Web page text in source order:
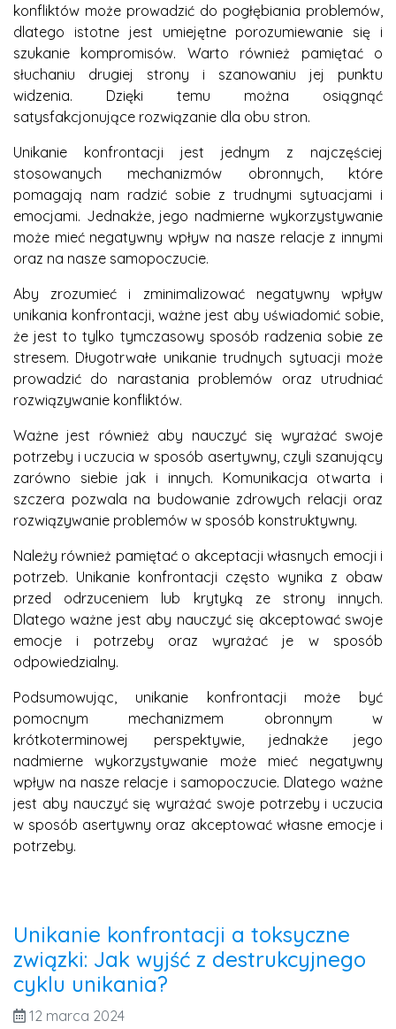
konfliktów może prowadzić do pogłębiania problemów,
dlatego istotne jest umiejętne porozumiewanie się i
szukanie kompromisów. Warto również pamiętać o
słuchaniu drugiej strony i szanowaniu jej punktu
widzenia. Dzięki temu można osiągnąć
satysfakcjonujące rozwiązanie dla obu stron.
Unikanie konfrontacji jest jednym z najczęściej
stosowanych mechanizmów obronnych, które
pomagają nam radzić sobie z trudnymi sytuacjami i
emocjami. Jednakże, jego nadmierne wykorzystywanie
może mieć negatywny wpływ na nasze relacje z innymi
oraz na nasze samopoczucie.
Aby zrozumieć i zminimalizować negatywny wpływ
unikania konfrontacji, ważne jest aby uświadomić sobie,
że jest to tylko tymczasowy sposób radzenia sobie ze
stresem. Długotrwałe unikanie trudnych sytuacji może
prowadzić do narastania problemów oraz utrudniać
rozwiązywanie konfliktów.
Ważne jest również aby nauczyć się wyrażać swoje
potrzeby i uczucia w sposób asertywny, czyli szanujący
zarówno siebie jak i innych. Komunikacja otwarta i
szczera pozwala na budowanie zdrowych relacji oraz
rozwiązywanie problemów w sposób konstruktywny.
Należy również pamiętać o akceptacji własnych emocji i
potrzeb. Unikanie konfrontacji często wynika z obaw
przed odrzuceniem lub krytyką ze strony innych.
Dlatego ważne jest aby nauczyć się akceptować swoje
emocje i potrzeby oraz wyrażać je w sposób
odpowiedzialny.
Podsumowując, unikanie konfrontacji może być
pomocnym mechanizmem obronnym w
krótkoterminowej perspektywie, jednakże jego
nadmierne wykorzystywanie może mieć negatywny
wpływ na nasze relacje i samopoczucie. Dlatego ważne
jest aby nauczyć się wyrażać swoje potrzeby i uczucia
w sposób asertywny oraz akceptować własne emocje i
potrzeby.
Unikanie konfrontacji a toksyczne
związki: Jak wyjść z destrukcyjnego
cyklu unikania?
12 marca 2024